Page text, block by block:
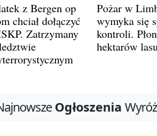
z Bergen op
chciał dołączyć
Zatrzymany
Pożar w
wymyka się
kontroli.
hektarów
Ogłoszenia